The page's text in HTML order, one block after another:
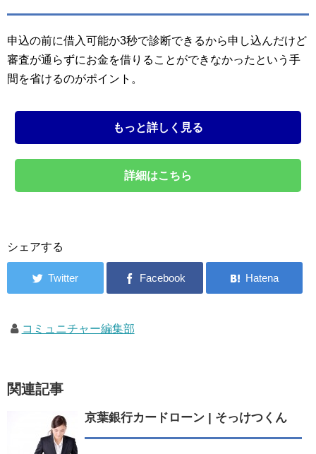
申込の前に借入可能か3秒で診断できるから申し込んだけど
審査が通らずにお金を借りることができなかったという手
間を省けるのがポイント。
もっと詳しく見る
詳細はこちら
シェアする
コミュニチャー編集部
関連記事
京葉銀行カードローン | そっけつくん